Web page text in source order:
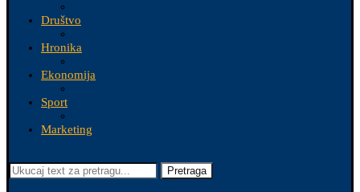
Društvo
Hronika
Ekonomija
Sport
Marketing
Pretraga